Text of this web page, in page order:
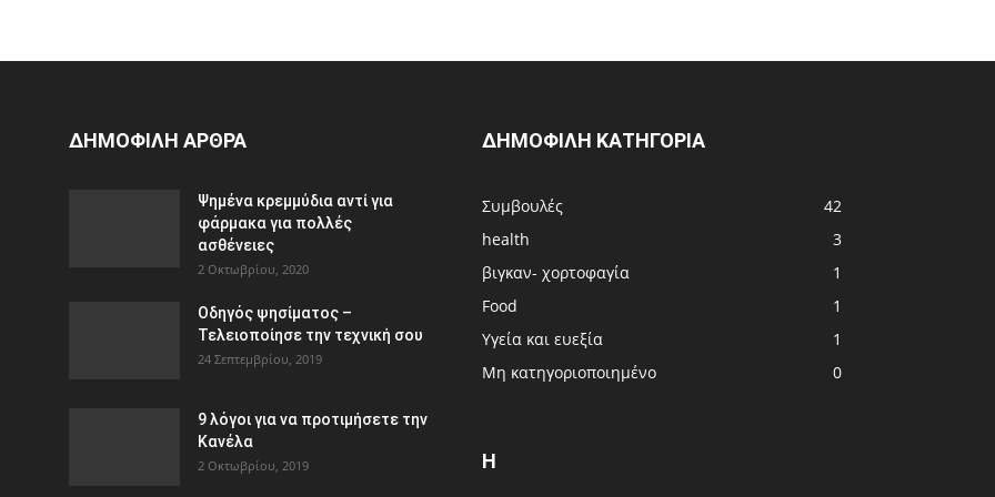
ΔΗΜΟΦΙΛΗ ΑΡΘΡΑ
Ψημένα κρεμμύδια αντί για
φάρμακα για πολλές
ασθένειες
2 Οκτωβρίου, 2020
Οδηγός ψησίματος –
Τελειοποίησε την τεχνική σου
24 Σεπτεμβρίου, 2019
9 λόγοι για να προτιμήσετε την
Κανέλα
2 Οκτωβρίου, 2019
ΔΗΜΟΦΙΛΗ ΚΑΤΗΓΟΡΙΑ
Συμβουλές
42
health
3
βιγκαν- χορτοφαγία
1
Food
1
Υγεία και ευεξία
1
Μη κατηγοριοποιημένο
0
H